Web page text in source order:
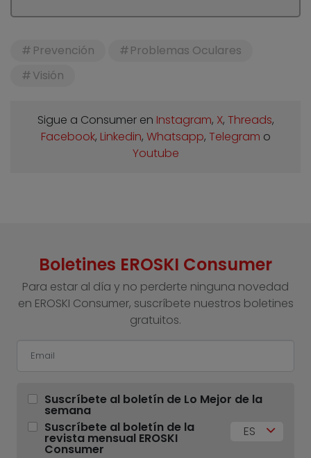
Prevención
Problemas Oculares
Visión
Sigue a Consumer en Instagram, X, Threads,
Facebook, Linkedin, Whatsapp, Telegram o
Youtube
Boletines EROSKI Consumer
Para estar al día y no perderte ninguna novedad
en EROSKI Consumer, suscríbete nuestros boletines
gratuitos.
Suscríbete al boletín de Lo Mejor de la
semana
Suscríbete al boletín de la
revista mensual EROSKI
Consumer
ES